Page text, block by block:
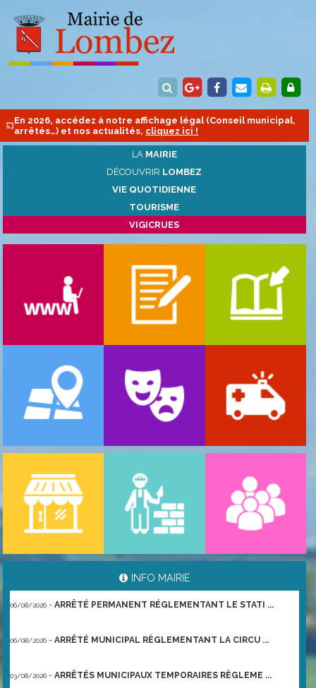
En 2026, accédez à notre affichage légal (Conseil municipal,
arrêtés…) et nos actualités, cliquez ici !
LA MAIRIE
DÉCOUVRIR LOMBEZ
VIE QUOTIDIENNE
TOURISME
VIGICRUES
INFO MAIRIE
ARRÊTÉ PERMANENT RÉGLEMENTANT LE STATI ...
ARRÊTÉ MUNICIPAL RÈGLEMENTANT LA CIRCU ...
ARRÊTÉS MUNICIPAUX TEMPORAIRES RÈGLEME ...